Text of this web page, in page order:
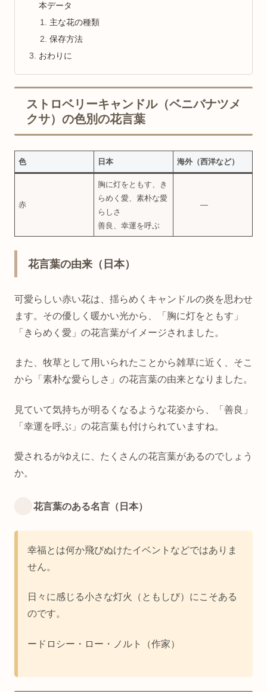
本データ
主な花の種類
保存方法
おわりに
ストロベリーキャンドル（ベニバナツメ
クサ）の色別の花言葉
色 日本 海外（西洋など）
赤
胸に灯をともす、き
らめく愛、素朴な愛
らしさ
善良、幸運を呼ぶ
―
花言葉の由来（日本）
可愛らしい赤い花は、揺らめくキャンドルの炎を思わせ
ます。その優しく暖かい光から、「胸に灯をともす」
「きらめく愛」の花言葉がイメージされました。
また、牧草として用いられたことから雑草に近く、そこ
から「素朴な愛らしさ」の花言葉の由来となりました。
見ていて気持ちが明るくなるような花姿から、「善良」
「幸運を呼ぶ」の花言葉も付けられていますね。
愛されるがゆえに、たくさんの花言葉があるのでしょう
か。
花言葉のある名言（日本）
幸福とは何か飛びぬけたイベントなどではありま
せん。
日々に感じる小さな灯火（ともしび）にこそある
のです。
ードロシー・ロー・ノルト（作家）